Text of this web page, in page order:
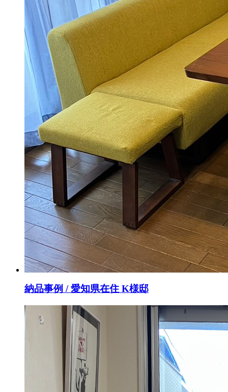
納品事例 / 愛知県在住 K様邸